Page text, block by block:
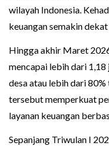
wilayah Indonesia.
keuangan semakin
Hingga akhir Maret
mencapai lebih dari
desa atau lebih dari
tersebut memperkuat
layanan keuangan
Sepanjang Triwulan I